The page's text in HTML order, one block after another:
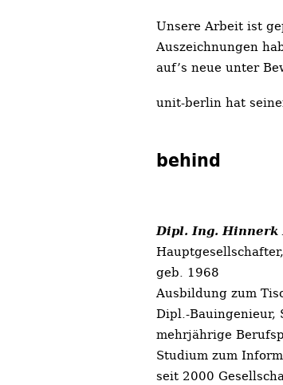
Unsere Arbeit ist
Auszeichnungen
auf’s neue unter
unit-berlin hat
behind
Dipl. Ing. Hinnerk
geb. 1968
Ausbildung zum
Dipl.-Bauingenieur,
mehrjährige
Studium zum
seit 2000